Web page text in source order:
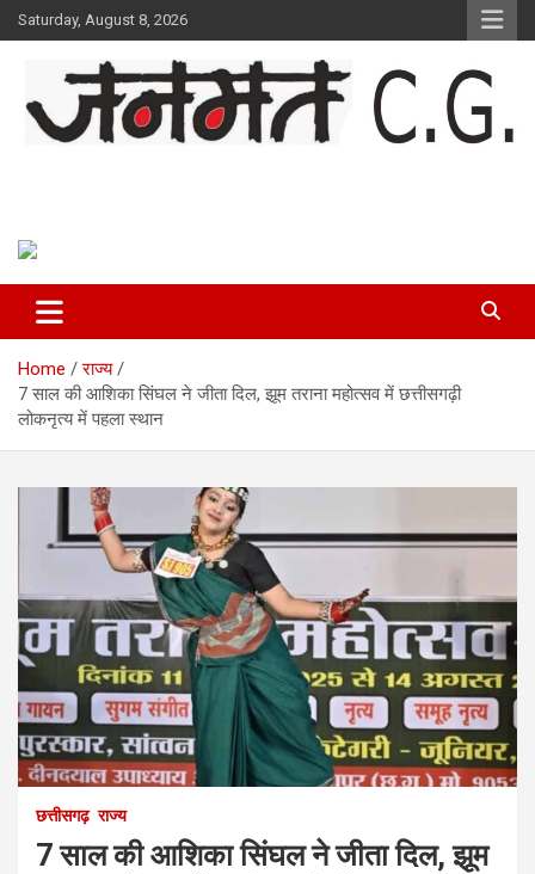
Skip
to
Saturday, August 8, 2026
Home
राज्य
7 साल की आशिका सिंघल ने जीता दिल, झूम तराना महोत्सव में छत्तीसगढ़ी
लोकनृत्य में पहला स्थान
छत्तीसगढ़ राज्य
7 साल की आशिका सिंघल ने जीता दिल, झूम